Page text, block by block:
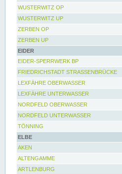
WUSTERWITZ OP
WUSTERWITZ UP
ZERBEN OP
ZERBEN UP
EIDER
EIDER-SPERRWERK BP
FRIEDRICHSTADT STRASSENBRÜCKE
LEXFÄHRE OBERWASSER
LEXFÄHRE UNTERWASSER
NORDFELD OBERWASSER
NORDFELD UNTERWASSER
TÖNNING
ELBE
AKEN
ALTENGAMME
ARTLENBURG